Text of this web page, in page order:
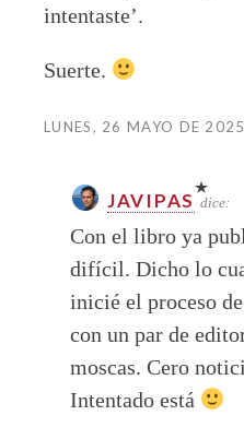
intentaste’.
Suerte.
LUNES, 26 MAYO DE
JAVIPAS dice:
Con el libro ya
difícil. Dicho lo
inicié el proceso
con un par de
moscas. Cero
Intentado está